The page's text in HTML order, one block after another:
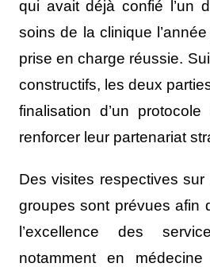
qui avait déjà confié l’un
soins de la clinique
prise en charge réussie.
constructifs, les deux
finalisation d’un
renforcer leur partenariat
Des visites respectives
groupes sont prévues afin
l’excellence des
notamment en